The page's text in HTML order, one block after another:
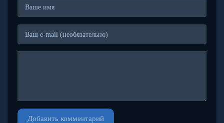
Добавить комментарий